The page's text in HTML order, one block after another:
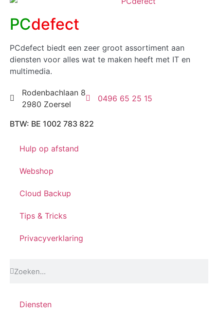
PCdefect
PCdefect biedt een zeer groot assortiment aan
diensten voor alles wat te maken heeft met IT en
multimedia.
Rodenbachlaan 8
2980 Zoersel
0496 65 25 15
BTW: BE 1002 783 822
Hulp op afstand
Webshop
Cloud Backup
Tips & Tricks
Privacyverklaring
Diensten